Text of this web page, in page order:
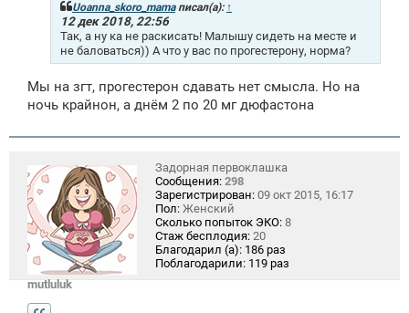
Uoanna_skoro_mamaписал(а): ↑
12 дек 2018, 22:56
Так, а ну ка не раскисать! Малышу сидеть на месте и
не баловаться)) А что у вас по прогестерону, норма?
Мы на згт, прогестерон сдавать нет смысла. Но на
ночь крайнон, а днём 2 по 20 мг дюфастона
mutluluk
Задорная первоклашка
Сообщения: 298
Зарегистрирован: 09 окт 2015, 16:17
Пол: Женский
Сколько попыток ЭКО: 8
Стаж бесплодия: 20
Благодарил (а): 186 раз
Поблагодарили: 119 раз